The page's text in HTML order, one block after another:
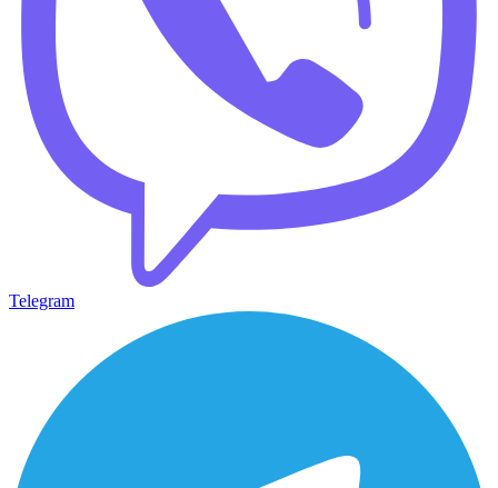
Telegram